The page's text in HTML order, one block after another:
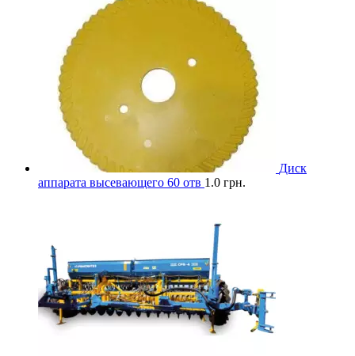
Диск
аппарата высевающего 60 отв 1.0 грн.